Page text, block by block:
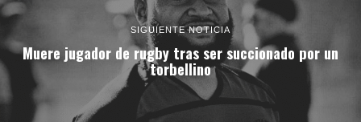
SIGUIENTE NOTICIA
Muere jugador de rugby tras ser succionado por un
torbellino